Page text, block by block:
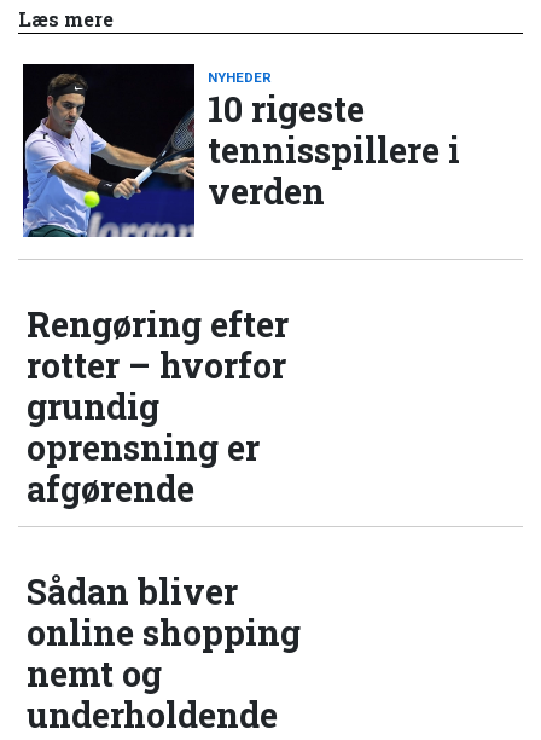
Læs mere
NYHEDER
10 rigeste
tennisspillere i
verden
Rengøring efter
rotter – hvorfor
grundig
oprensning er
afgørende
Sådan bliver
online shopping
nemt og
underholdende